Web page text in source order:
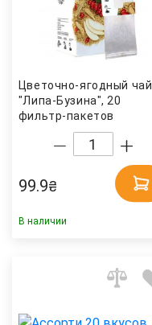
Цветочно-ягодный чай
"Липа-Бузина", 20
фильтр-пакетов
(4820208950329) Hello
99.9₴
В наличии